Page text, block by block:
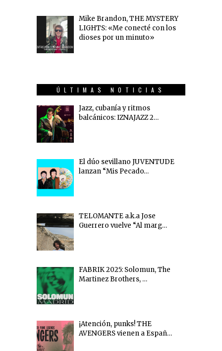
Mike Brandon, THE MYSTERY
LIGHTS: «Me conecté con los
dioses por un minuto»
ÚLTIMAS NOTICIAS
Jazz, cubanía y ritmos
balcánicos: IZNAJAZZ 2…
El dúo sevillano JUVENTUDE
lanzan “Mis Pecado…
TELOMANTE a.k.a Jose
Guerrero vuelve “Al marg…
FABRIK 2025: Solomun, The
Martinez Brothers, …
¡Atención, punks! THE
AVENGERS vienen a Españ…